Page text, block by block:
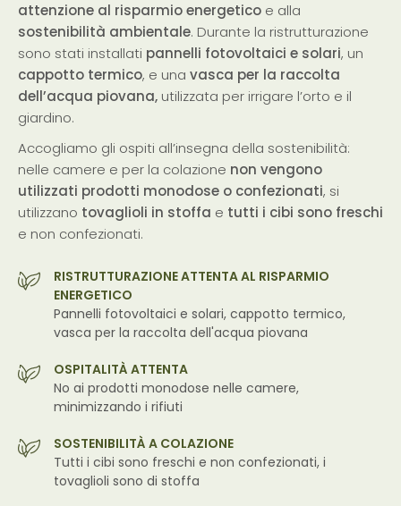
attenzione al risparmio energetico e alla
sostenibilità ambientale. Durante la ristrutturazione
sono stati installati pannelli fotovoltaici e solari, un
cappotto termico, e una vasca per la raccolta
dell’acqua piovana, utilizzata per irrigare l’orto e il
giardino.
Accogliamo gli ospiti all’insegna della sostenibilità:
nelle camere e per la colazione non vengono
utilizzati prodotti monodose o confezionati, si
utilizzano tovaglioli in stoffa e tutti i cibi sono freschi
e non confezionati.
RISTRUTTURAZIONE ATTENTA AL RISPARMIO
ENERGETICO
Pannelli fotovoltaici e solari, cappotto termico,
vasca per la raccolta dell'acqua piovana
OSPITALITÀ ATTENTA
No ai prodotti monodose nelle camere,
minimizzando i rifiuti
SOSTENIBILITÀ A COLAZIONE
Tutti i cibi sono freschi e non confezionati, i
tovaglioli sono di stoffa